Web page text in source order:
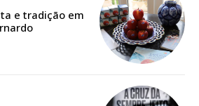
online
Exclusivos para
e tradição em